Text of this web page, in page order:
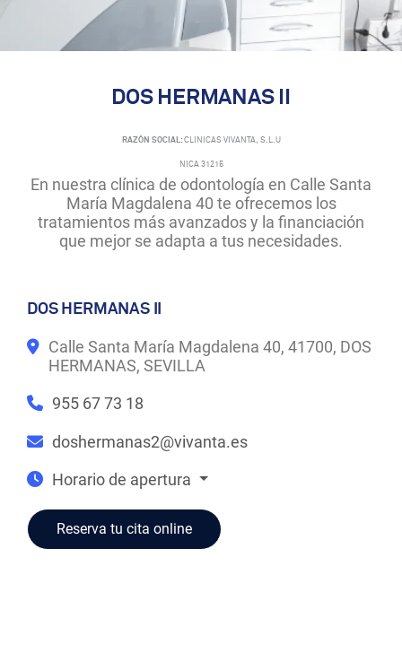
DOS HERMANAS II
RAZÓN SOCIAL:CLINICAS VIVANTA, S.L.U
NICA 31215
En nuestra clínica de odontología en Calle Santa
María Magdalena 40 te ofrecemos los
tratamientos más avanzados y la financiación
que mejor se adapta a tus necesidades.
DOS HERMANAS II
Calle Santa María Magdalena 40, 41700, DOS
HERMANAS, SEVILLA
955 67 73 18
doshermanas2@vivanta.es
Horario de apertura
Reserva tu cita online